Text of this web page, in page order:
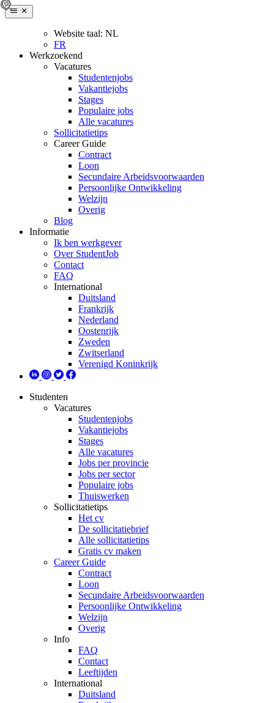
Website taal: NL
FR
Werkzoekend
Vacatures
Studentenjobs
Vakantiejobs
Stages
Populaire jobs
Alle vacatures
Sollicitatietips
Career Guide
Contract
Loon
Secundaire Arbeidsvoorwaarden
Persoonlijke Ontwikkeling
Welzijn
Overig
Blog
Informatie
Ik ben werkgever
Over StudentJob
Contact
FAQ
International
Duitsland
Frankrijk
Nederland
Oostenrijk
Zweden
Zwitserland
Verenigd Koninkrijk
Studenten
Vacatures
Studentenjobs
Vakantiejobs
Stages
Alle vacatures
Jobs per provincie
Jobs per sector
Populaire jobs
Thuiswerken
Sollicitatietips
Het cv
De sollicitatiebrief
Alle sollicitatietips
Gratis cv maken
Career Guide
Contract
Loon
Secundaire Arbeidsvoorwaarden
Persoonlijke Ontwikkeling
Welzijn
Overig
Info
FAQ
Contact
Leeftijden
International
Duitsland